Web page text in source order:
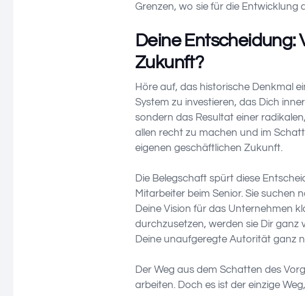
Grenzen, wo sie für die Entwicklung
Deine
Zukunft?
Höre auf, das historische Denkmal
System zu investieren, das Dich
sondern das Resultat einer
allen recht zu machen und im
eigenen geschäftlichen Zukunft.
Die Belegschaft spürt diese
Mitarbeiter beim Senior. Sie suchen
Deine Vision für das Unternehmen
durchzusetzen, werden sie Dir ganz
Deine unaufgeregte Autorität ganz
Der Weg aus dem Schatten des
arbeiten. Doch es ist der einzige